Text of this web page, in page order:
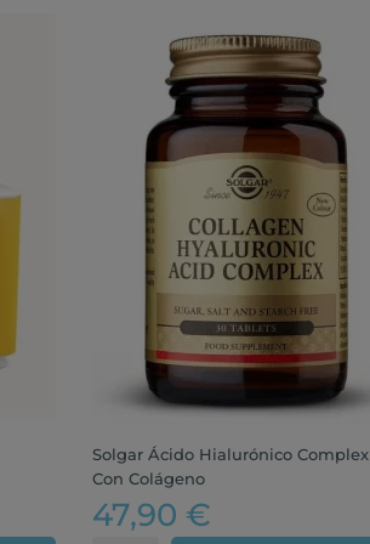
Solgar Ácido Hialurónico Complex
Con Colágeno
47,90 €